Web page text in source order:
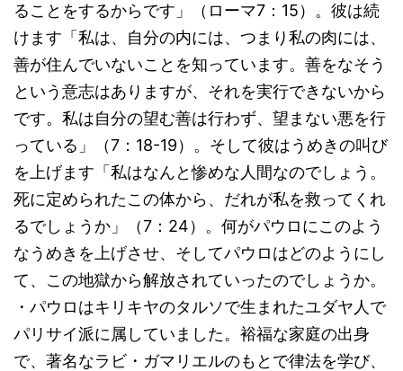
ることをするからです」（ローマ7：15）。彼は続
けます「私は、自分の内には、つまり私の肉には、
善が住んでいないことを知っています。善をなそう
という意志はありますが、それを実行できないから
です。私は自分の望む善は行わず、望まない悪を行
っている」（7：18-19）。そして彼はうめきの叫び
を上げます「私はなんと惨めな人間なのでしょう。
死に定められたこの体から、だれが私を救ってくれ
るでしょうか」（7：24）。何がパウロにこのよう
なうめきを上げさせ、そしてパウロはどのようにし
て、この地獄から解放されていったのでしょうか。
・パウロはキリキヤのタルソで生まれたユダヤ人で
パリサイ派に属していました。裕福な家庭の出身
で、著名なラビ・ガマリエルのもとで律法を学び、